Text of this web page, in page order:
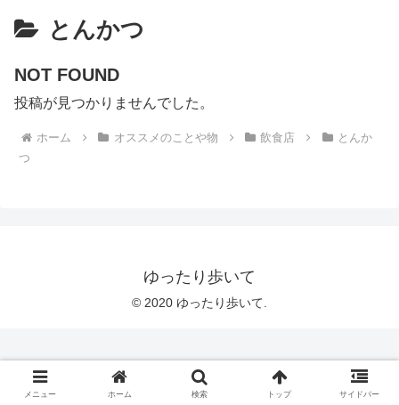
とんかつ
NOT FOUND
投稿が見つかりませんでした。
ホーム オススメのことや物 飲食店
とんか
つ
ゆったり歩いて
© 2020 ゆったり歩いて.
メニュー ホーム 検索 トップ サイドバー